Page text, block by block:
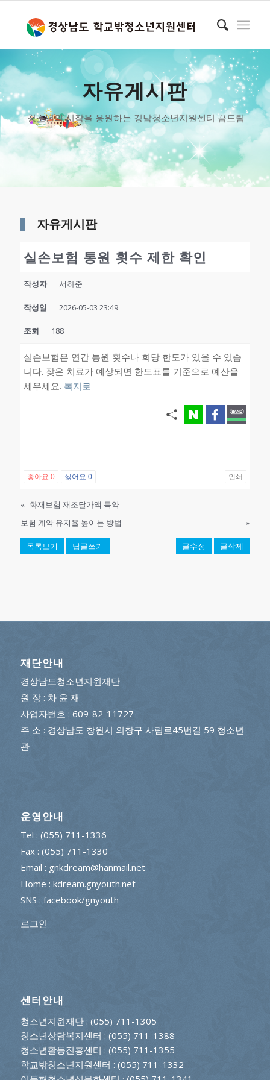
자유게시판
청소년의 시작을 응원하는 경남청소년지원센터 꿈드림
자유게시판
실손보험 통원 횟수 제한 확인
작성자 서하준
작성일 2026-05-03 23:49
조회 188
실손보험은 연간 통원 횟수나 회당 한도가 있을 수 있습
니다. 잦은 치료가 예상되면 한도표를 기준으로 예산을
세우세요. 복지로
좋아요 0 싫어요 0 인쇄
« 화재보험 재조달가액 특약
보험 계약 유지율 높이는 방법
»
목록보기 답글쓰기 글수정 글삭제
재단안내
경상남도청소년지원재단
원 장 : 차 윤 재
사업자번호 : 609-82-11727
주 소 : 경상남도 창원시 의창구 사림로45번길 59 청소년
관
운영안내
Tel : (055) 711-1336
Fax : (055) 711-1330
Email : gnkdream@hanmail.net
Home : kdream.gnyouth.net
SNS : facebook/gnyouth
로그인
센터안내
청소년지원재단: (055) 711-1305
청소년상담복지센터 : (055) 711-1388
청소년활동진흥센터 : (055) 711-1355
학교밖청소년지원센터 : (055) 711-1332